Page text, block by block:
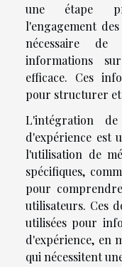
une étape
l'engagement
nécessaire
informations
efficace. Ces
pour structurer et
L'intégration
d'expérience est
l'utilisation de
spécifiques,
pour
utilisateurs. Ces
utilisées pour
d'expérience, en
qui nécessitent